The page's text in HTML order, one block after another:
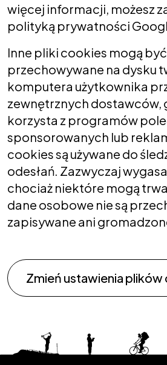
więcej informacji, możesz
polityką prywatności
Inne pliki cookies mogą być
przechowywane na dysku
komputera użytkownika
zewnętrznych dostawców,
korzysta z programów
sponsorowanych lub
cookies są używane do
odesłań. Zazwyczaj
chociaż niektóre mogą
dane osobowe nie są
zapisywane ani
Zmień ustawienia